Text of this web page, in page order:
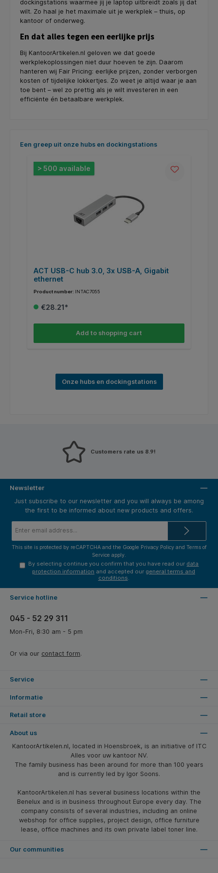
dockingstations waarmee jij je laptop uitbreidt zoals jij dat
wilt. Zo haal je het maximale uit je werkplek – thuis, op
kantoor of onderweg.
En dat alles tegen een eerlijke prijs
Bij KantoorArtikelen.nl geloven we dat goede
werkplekoplossingen niet duur hoeven te zijn. Daarom
hanteren wij Fair Pricing: eerlijke prijzen, zonder verborgen
kosten of tijdelijke lokkertjes. Zo weet je altijd waar je aan
toe bent – wel zo prettig als je wilt investeren in een
efficiënte én betaalbare werkplek.
Skip product gallery
Een greep uit onze hubs en dockingstations
> 500 available
ACT USB-C hub 3.0, 3x USB-A, Gigabit
ethernet
Product number: INTAC7055
€28.21*
Add to shopping cart
Onze hubs en dockingstations
Customers rate us 8.9!
Newsletter
Just subscribe to our newsletter and you will always be among
the first to be informed about new products and offers.
This site is protected by reCAPTCHA and the Google Privacy Policyand Terms of
Service apply.
By selecting continue you confirm that you have read our data
protection information and accepted our general terms and
conditions.
Service hotline
045 - 52 29 311
Mon-Fri, 8:30 am - 5 pm
Or via our contact form.
Service
Informatie
Retail store
About us
KantoorArtikelen.nl, located in Hoensbroek, is an initiative of ITC
Alles voor uw kantoor NV.
The family business has been around for more than 100 years
and is currently led by Igor Soons.
KantoorArtikelen.nl has several business locations within the
Benelux and is in business throughout Europe every day. The
company consists of several industries, including an online
webshop for office supplies, project design, office furniture
lease, office machines and its own private label toner line.
Our communities